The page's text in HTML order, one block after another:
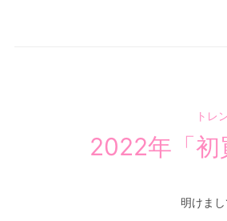
トレ
2022年「初
明けま